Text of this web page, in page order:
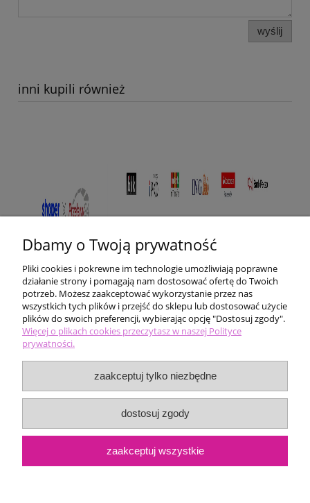
wyślij
inni kupili również
Pomoc
Moje konto
Płatności i dostawa
Informacje
O nas
Dbamy o Twoją prywatność
Pliki cookies i pokrewne im technologie umożliwiają poprawne
działanie strony i pomagają nam dostosować ofertę do Twoich
potrzeb. Możesz zaakceptować wykorzystanie przez nas
wszystkich tych plików i przejść do sklepu lub dostosować użycie
plików do swoich preferencji, wybierając opcję "Dostosuj zgody".
Więcej o plikach cookies przeczytasz w naszej Polityce
prywatności.
zaakceptuj tylko niezbędne
dostosuj zgody
zaakceptuj wszystkie